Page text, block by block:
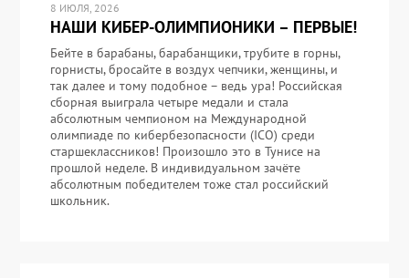
8 ИЮЛЯ, 2026
НАШИ КИБЕР-ОЛИМПИОНИКИ – ПЕРВЫЕ!
Бейте в барабаны, барабанщики, трубите в горны,
горнисты, бросайте в воздух чепчики, женщины, и
так далее и тому подобное – ведь ура! Российская
сборная выиграла четыре медали и стала
абсолютным чемпионом на Международной
олимпиаде по кибербезопасности (ICO) среди
старшеклассников! Произошло это в Тунисе на
прошлой неделе. В индивидуальном зачёте
абсолютным победителем тоже стал российский
школьник.